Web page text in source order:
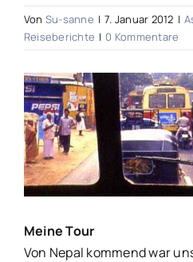
Outdoor-
CAMP4-
Von Su-sanne | 7. Januar 2012 |
Reiseberichte | 0 Kommentare
Zeige
grösseres
Bild
Meine Tour
Von Nepal kommend war